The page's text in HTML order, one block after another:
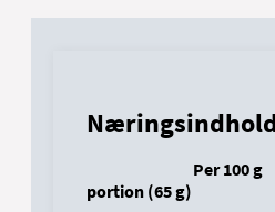
Per 100 g
portion (65 g)